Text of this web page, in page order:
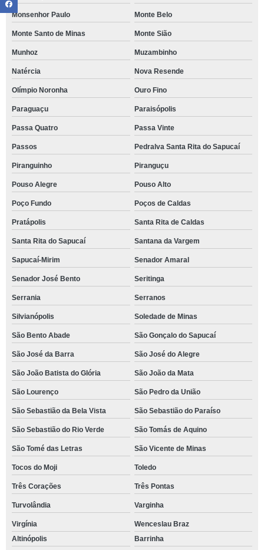
Monsenhor Paulo Monte Belo
Monte Santo de Minas Monte Sião
Munhoz Muzambinho
Natércia Nova Resende
Olímpio Noronha Ouro Fino
Paraguaçu Paraisópolis
Passa Quatro Passa Vinte
Passos Pedralva Santa Rita do Sapucaí
Piranguinho Piranguçu
Pouso Alegre Pouso Alto
Poço Fundo Poços de Caldas
Pratápolis Santa Rita de Caldas
Santa Rita do Sapucaí Santana da Vargem
Sapucaí-Mirim Senador Amaral
Senador José Bento Seritinga
Serrania Serranos
Silvianópolis Soledade de Minas
São Bento Abade São Gonçalo do Sapucaí
São José da Barra São José do Alegre
São João Batista do Glória São João da Mata
São Lourenço São Pedro da União
São Sebastião da Bela Vista São Sebastião do Paraíso
São Sebastião do Rio Verde São Tomás de Aquino
São Tomé das Letras São Vicente de Minas
Tocos do Moji Toledo
Três Corações Três Pontas
Turvolândia Varginha
Virgínia
Wenceslau Braz
Altinópolis
Barrinha